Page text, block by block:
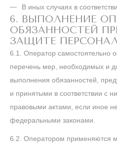
В иных случаях в
6. ВЫПОЛНЕНИЕ
ОБЯЗАННОСТЕЙ
ЗАЩИТЕ
6.1. Оператор самостоятельно
перечень мер, необходимых и
выполнения обязанностей,
и принятыми в соответствии с
правовыми актами, если иное
федеральными законами.
6.2. Оператором применяются